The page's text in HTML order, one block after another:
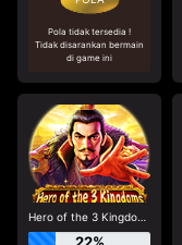
Pola tidak tersedia !
Tidak disarankan bermain
di game ini
Hero of the 3 Kingdoms - Cao Cao